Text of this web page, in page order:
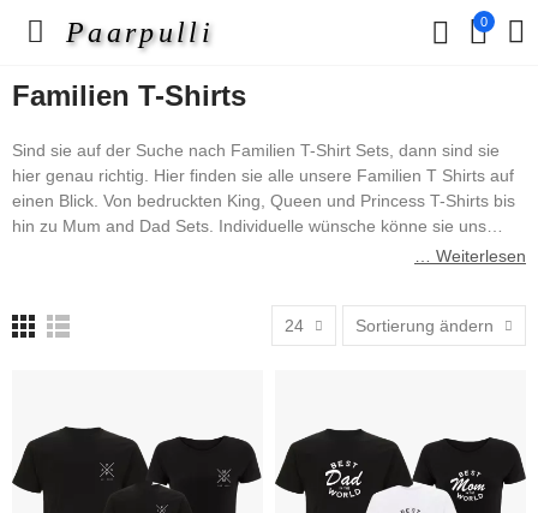
Paarpulli 0
Familien T-Shirts
Sind sie auf der Suche nach Familien T-Shirt Sets, dann sind sie
hier genau richtig. Hier finden sie alle unsere Familien T Shirts auf
einen Blick. Von bedruckten King, Queen und Princess T-Shirts bis
hin zu Mum and Dad Sets. Individuelle wünsche könne sie uns
Die Family T-Shirts werden immer frisch produziert und wir
verwenden Fruit of the Loom Artikel für unsere Ware. Wir
versuchen immer die beste Qualität in unsere Waren zu erhalten.
… Weiterlesen
24 Sortierung ändern